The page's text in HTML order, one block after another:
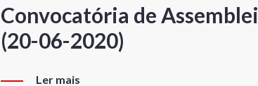
Convocatória de
(20-06-2020)
Ler mais